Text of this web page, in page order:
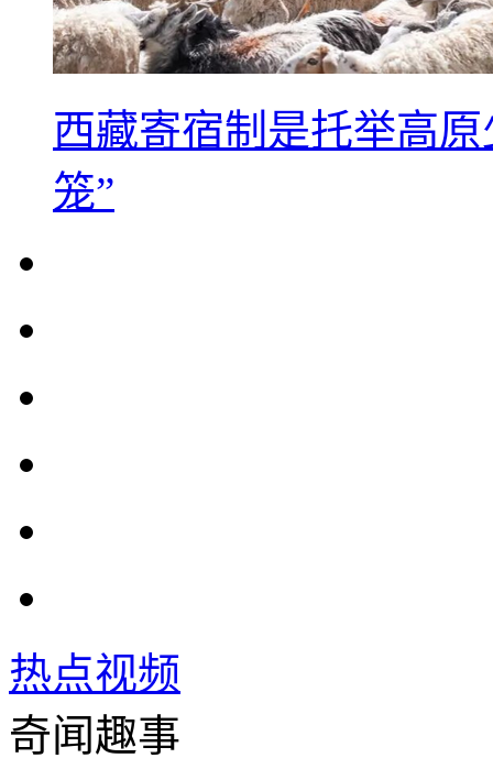
西藏寄宿制是托举高
笼”
热点视频
奇闻趣事